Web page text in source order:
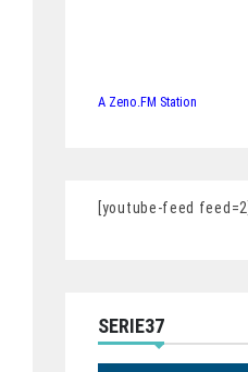
A Zeno.FM Station
[youtube-feed feed=2]
SERIE37